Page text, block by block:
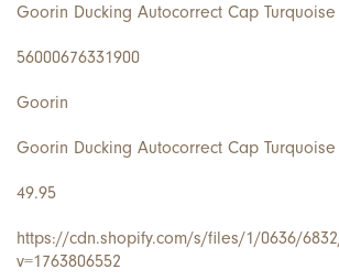
Goorin Ducking Autocorrect Cap Turquoise
56000676331900
Goorin
Goorin Ducking Autocorrect Cap Turquoise
49.95
https://cdn.shopify.com/s/files/1/0636/
v=1763806552